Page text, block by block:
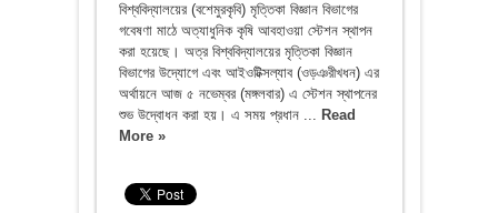
বিশ্ববিদ্যালয়ের (বশেমুরকৃবি) মৃত্তিকা বিজ্ঞান বিভাগের
গবেষণা মাঠে অত্যাধুনিক কৃষি আবহাওয়া স্টেশন স্থাপন
করা হয়েছে। অত্র বিশ্ববিদ্যালয়ের মৃত্তিকা বিজ্ঞান
বিভাগের উদ্যোগে এবং আইওটিক্সল্যাব (ওড়ঞরীখধন) এর
অর্থায়নে আজ ৫ নভেম্বর (মঙ্গলবার) এ স্টেশন স্থাপনের
শুভ উদ্বোধন করা হয়। এ সময় প্রধান ... Read
More »